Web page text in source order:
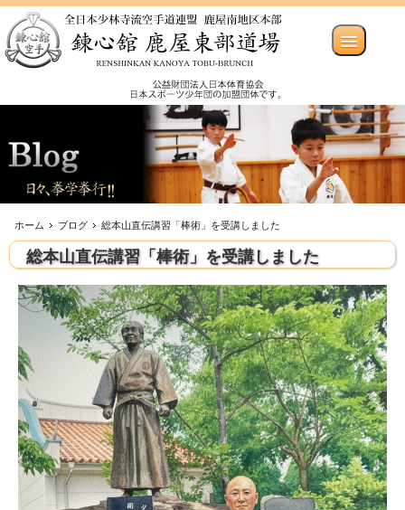
ホーム ブログ 総本山直伝講習「棒術」を受講しました
総本山直伝講習「棒術」を受講しました